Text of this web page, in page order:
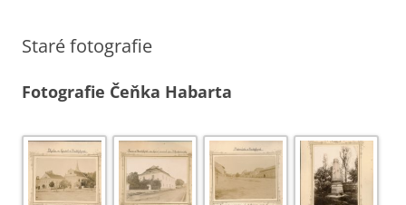
Staré fotografie
Fotografie Čeňka Habarta